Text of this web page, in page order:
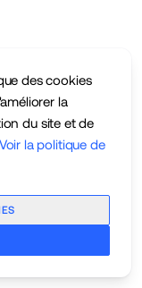
des cookies
la
du site et de
Voir la politique de